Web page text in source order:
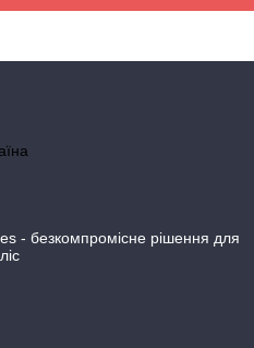
- безкомпромісне рішення для